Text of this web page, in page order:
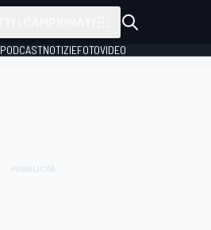
PODCASTNOTIZIEFOTOVIDEO